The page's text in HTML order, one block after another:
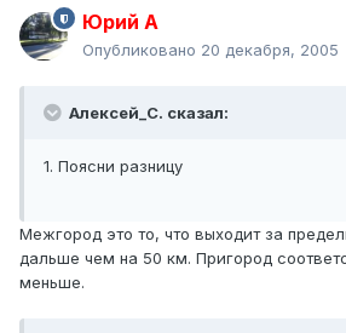
Юрий А
Опубликовано 20 декабря, 2005
Алексей_С. сказал:
1. Поясни разницу
Межгород это то, что выходит за
дальше чем на 50 км. Пригород
меньше.